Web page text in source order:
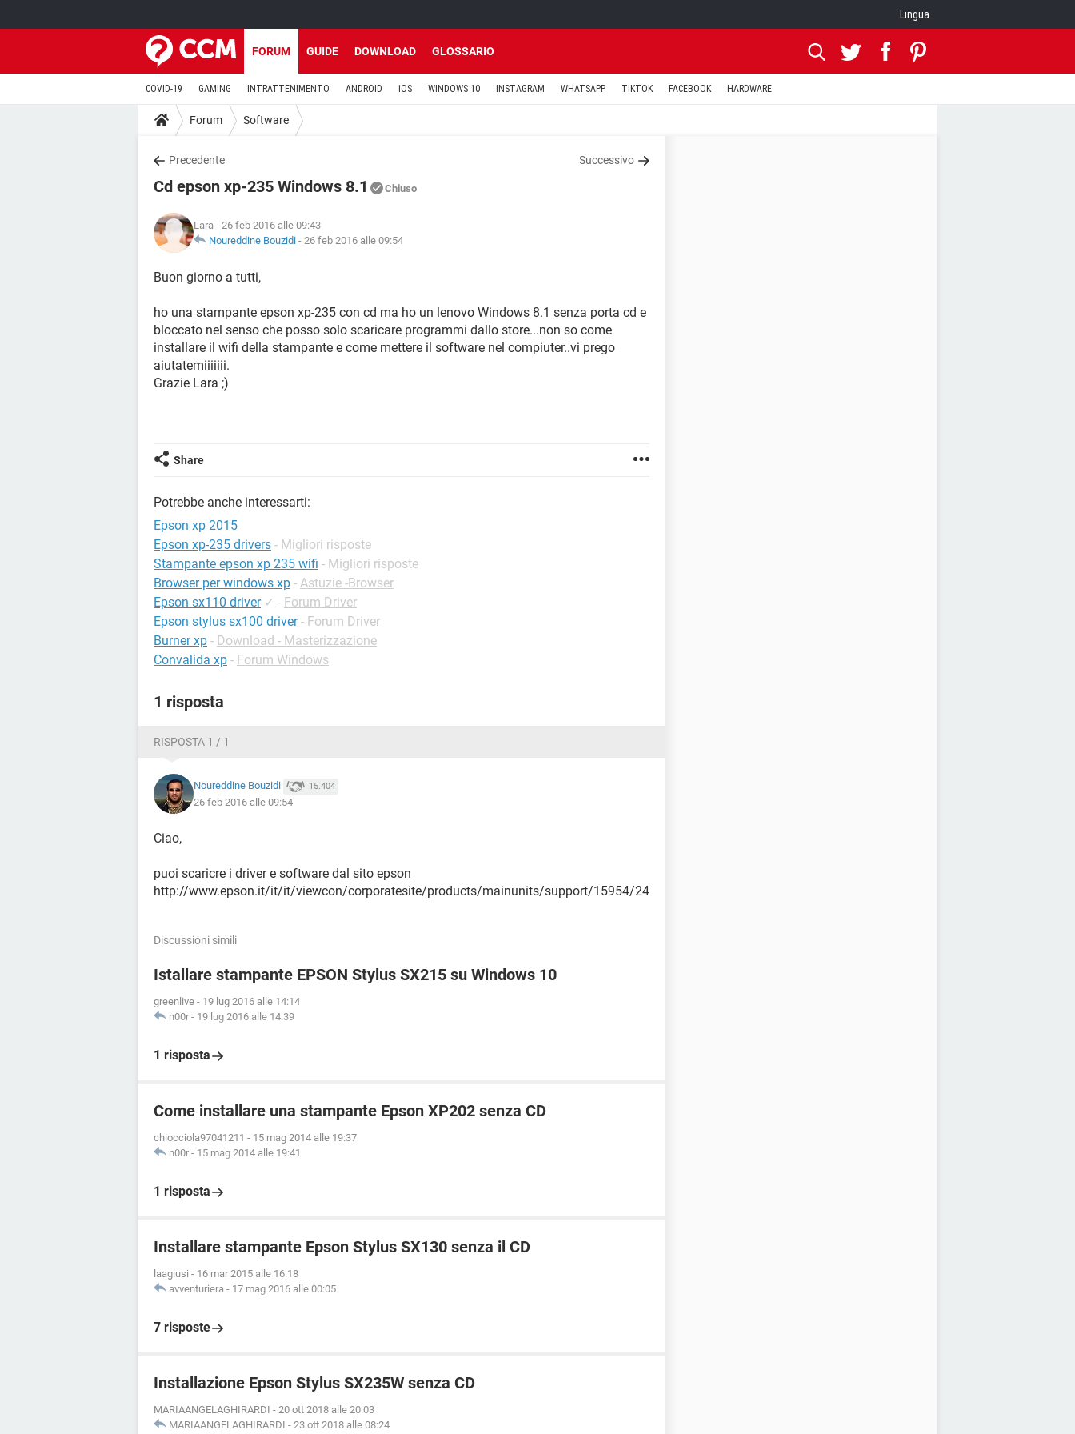
Lingua
FORUM GUIDE DOWNLOAD GLOSSARIO
COVID-19 GAMING INTRATTENIMENTO ANDROID iOS WINDOWS 10 INSTAGRAM WHATSAPP TIKTOK FACEBOOK HARDWARE
Forum Software
Precedente Successivo
Cd epson xp-235 Windows 8.1 Chiuso
Lara - 26 feb 2016 alle 09:43
Noureddine Bouzidi - 26 feb 2016 alle 09:54
Buon giorno a tutti,
ho una stampante epson xp-235 con cd ma ho un lenovo Windows 8.1 senza porta cd e
bloccato nel senso che posso solo scaricare programmi dallo store...non so come
installare il wifi della stampante e come mettere il software nel compiuter..vi prego
aiutatemiiiiiii.
Grazie Lara ;)
Share
Potrebbe anche interessarti:
Epson xp 2015
Epson xp-235 drivers - Migliori risposte
Stampante epson xp 235 wifi - Migliori risposte
Browser per windows xp - Astuzie -Browser
Epson sx110 driver ✓ - Forum Driver
Epson stylus sx100 driver - Forum Driver
Burner xp - Download - Masterizzazione
Convalida xp - Forum Windows
1 risposta
RISPOSTA 1 / 1
Noureddine Bouzidi 15.404
26 feb 2016 alle 09:54
Ciao,
puoi scaricre i driver e software dal sito epson
http://www.epson.it/it/it/viewcon/corporatesite/products/mainunits/support/15954/24
Discussioni simili
Istallare stampante EPSON Stylus SX215 su Windows 10
greenlive - 19 lug 2016 alle 14:14
n00r - 19 lug 2016 alle 14:39
1 risposta
Come installare una stampante Epson XP202 senza CD
chiocciola97041211 - 15 mag 2014 alle 19:37
n00r - 15 mag 2014 alle 19:41
1 risposta
Installare stampante Epson Stylus SX130 senza il CD
laagiusi - 16 mar 2015 alle 16:18
avventuriera - 17 mag 2016 alle 00:05
7 risposte
Installazione Epson Stylus SX235W senza CD
MARIAANGELAGHIRARDI - 20 ott 2018 alle 20:03
MARIAANGELAGHIRARDI - 23 ott 2018 alle 08:24